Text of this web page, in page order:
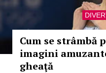
Cum se strâmbă
imagini
gheaţă